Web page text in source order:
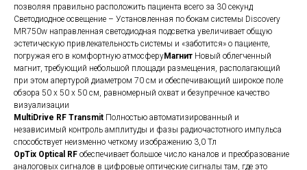
позволяя правильно расположить пациента всего за 30 секунд
Светодиодное освещение – Установленная по бокам системы Discovery
MR750w направленная светодиодная подсветка увеличивает общую
эстетическую привлекательность системы и «заботится» о пациенте,
погружая его в комфортную атмосферуМагнит Новый облегченный
магнит, требующий небольшой площади размещения, располагающий
при этом апертурой диаметром 70 см и обеспечивающий широкое поле
обзора 50 x 50 x 50 см, равномерный охват и безупречное качество
визуализации
MultiDrive RF Transmit Полностью автоматизированный и
независимый контроль амплитуды и фазы радиочастотного импульса
способствует неизменно четкому изображению 3,0 Тл
OpTix Optical RF обеспечивает большое число каналов и преобразование
аналоговых сигналов в цифровые оптические сигналы там, где это